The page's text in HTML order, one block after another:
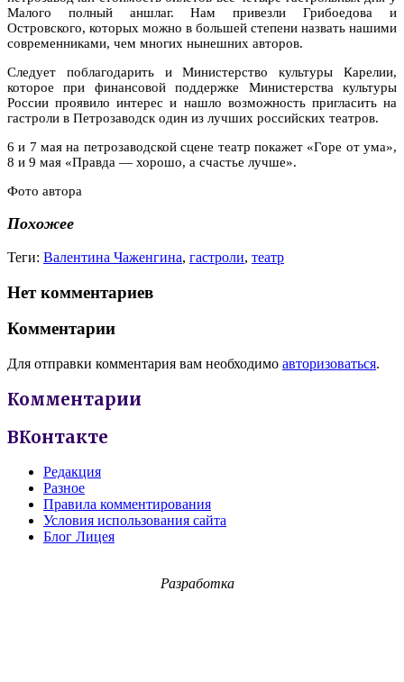
Малого полный аншлаг. Нам привезли Грибоедова и
Островского, которых можно в большей степени назвать нашими
современниками, чем многих нынешних авторов.
Следует поблагодарить и Министерство культуры Карелии,
которое при финансовой поддержке Министерства культуры
России проявило интерес и нашло возможность пригласить на
гастроли в Петрозаводск один из лучших российских театров.
6 и 7 мая на петрозаводской сцене театр покажет «Горе от ума»,
8 и 9 мая «Правда — хорошо, а счастье лучше».
Фото автора
Похожее
Теги: Валентина Чаженгина, гастроли, театр
Нет комментариев
Комментарии
Для отправки комментария вам необходимо авторизоваться.
Комментарии
ВКонтакте
Редакция
Разное
Правила комментирования
Условия использования сайта
Блог Лицея
Разработка